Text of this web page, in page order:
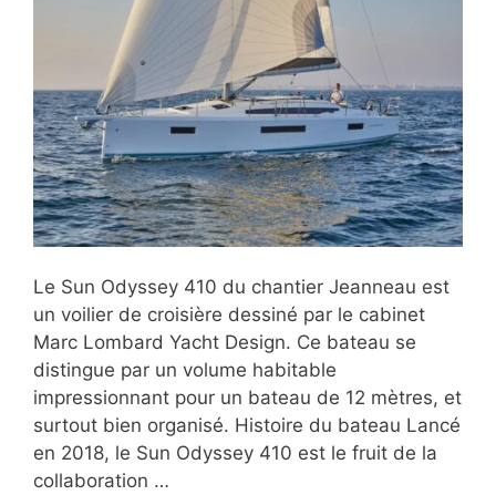
Le Sun Odyssey 410 du chantier Jeanneau est
un voilier de croisière dessiné par le cabinet
Marc Lombard Yacht Design. Ce bateau se
distingue par un volume habitable
impressionnant pour un bateau de 12 mètres, et
surtout bien organisé. Histoire du bateau Lancé
en 2018, le Sun Odyssey 410 est le fruit de la
collaboration …